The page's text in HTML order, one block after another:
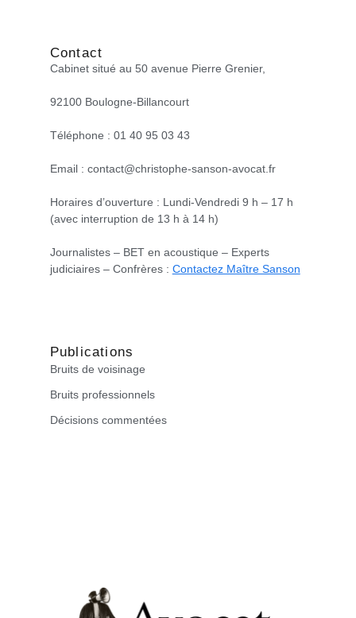
Publications
Bruits de voisinage
Bruits professionnels
Décisions commentées
Contact
Cabinet situé au 50 avenue Pierre Grenier,
92100 Boulogne-Billancourt
Téléphone : 01 40 95 03 43
Email : contact@christophe-sanson-avocat.fr
Horaires d’ouverture : Lundi-Vendredi 9 h – 17 h
(avec interruption de 13 h à 14 h)
Journalistes – BET en acoustique – Experts
judiciaires – Confrères : Contactez Maître Sanson